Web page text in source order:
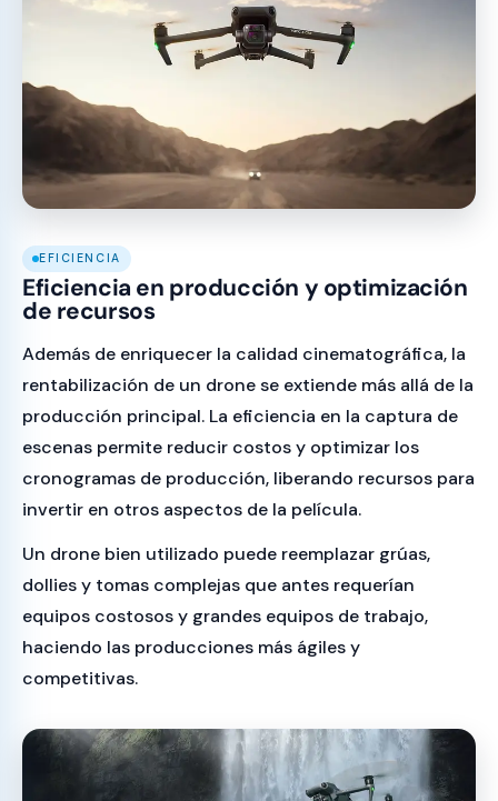
EFICIENCIA
Eficiencia en producción y optimización
de recursos
Además de enriquecer la calidad cinematográfica, la
rentabilización de un drone se extiende más allá de la
producción principal. La eficiencia en la captura de
escenas permite reducir costos y optimizar los
cronogramas de producción, liberando recursos para
invertir en otros aspectos de la película.
Un drone bien utilizado puede reemplazar grúas,
dollies y tomas complejas que antes requerían
equipos costosos y grandes equipos de trabajo,
haciendo las producciones más ágiles y
competitivas.